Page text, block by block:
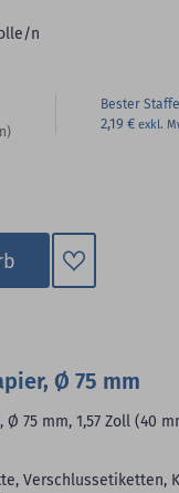
n
Bester
2,19 €
Zum
Ø 75 mm
75 mm, 1,57 Zoll (40
Verschlussetiketten,